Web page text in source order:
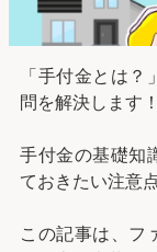
「手付金とは
問を解決します！
手付金の基礎知
ておきたい注意
この記事は、フ